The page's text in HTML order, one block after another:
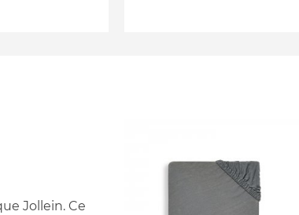
Jollein. Ce